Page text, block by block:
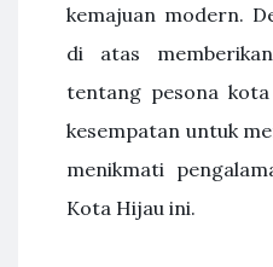
kemajuan modern.
di atas
tentang pesona
kesempatan untuk
menikmati
Kota Hijau ini.